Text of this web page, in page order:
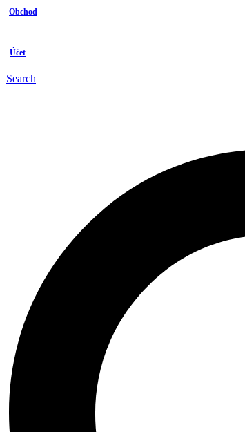
Obchod
Účet
Search
INFORMÁCIE